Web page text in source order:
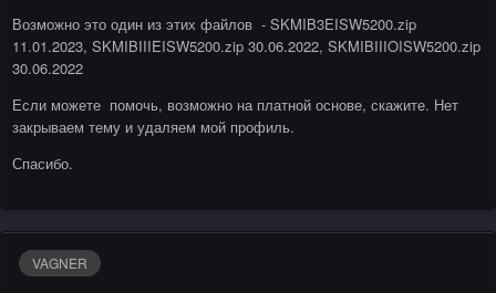
Возможно это один из этих файлов - SKMIB3EISW5200.zip
11.01.2023, SKMIBIIIEISW5200.zip 30.06.2022, SKMIBIIIOISW5200.zip
30.06.2022
Если можете помочь, возможно на платной основе, скажите. Нет
закрываем тему и удаляем мой профиль.
Спасибо.
VAGNER